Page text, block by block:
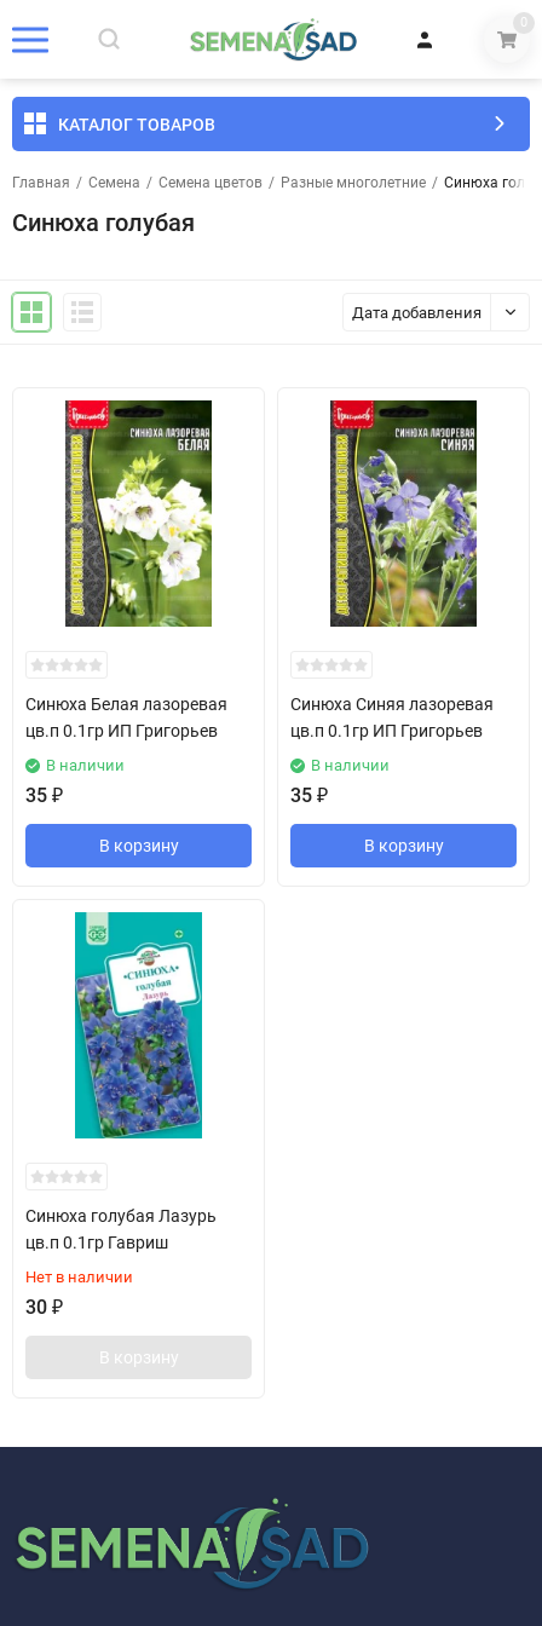
0
КАТАЛОГ ТОВАРОВ
Главная / Семена / Семена цветов / Разные многолетние / Синюха
Синюха голубая
Дата добавления
Синюха Белая лазоревая
цв.п 0.1гр ИП Григорьев
В наличии
35 ₽
В корзину
Синюха Синяя лазоревая
цв.п 0.1гр ИП Григорьев
В наличии
35 ₽
В корзину
Синюха голубая Лазурь
цв.п 0.1гр Гавриш
Нет в наличии
30 ₽
В корзину